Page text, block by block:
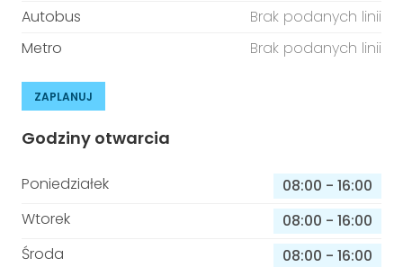
Autobus
Brak podanych linii
Metro
Brak podanych linii
ZAPLANUJ
Godziny otwarcia
Poniedziałek 08:00 - 16:00
Wtorek
08:00 - 16:00
Środa
08:00 - 16:00